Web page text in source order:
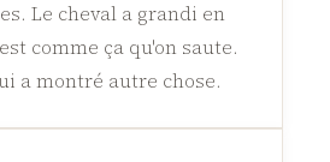
Le cheval a grandi en
comme ça qu'on saute.
a montré autre chose.